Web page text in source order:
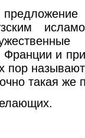
и
пор
такая же